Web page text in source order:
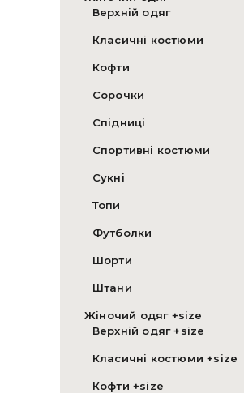
Верхній одяг
Класичні костюми
Кофти
Сорочки
Спідниці
Спортивні костюми
Сукні
Топи
Футболки
Шорти
Штани
Жіночий одяг +size
Верхній одяг +size
Класичні костюми +size
Кофти +size